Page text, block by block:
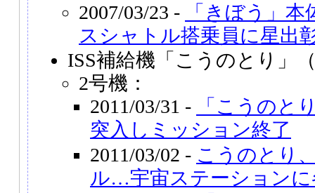
2007/03/23 -
「きぼう」
スシャトル搭乗員に星出
ISS補給機「こうのとり」
2号機：
2011/03/31 -
「こうのと
突入しミッション終了
2011/03/02 - こうのとり
ル…宇宙ステーションに